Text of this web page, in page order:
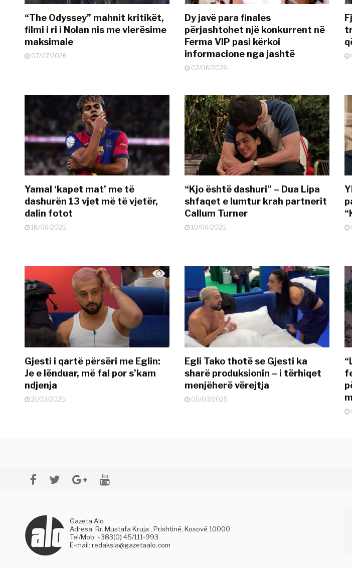
“The Odyssey” mahnit kritikët,
filmi i ri i Nolan nis me vlerësime
maksimale
07/07/2026
Dy javë para finales
përjashtohet një konkurrent në
Ferma VIP pasi kërkoi
informacione nga jashtë
02/06/2026
Yamal ‘kapet mat’ me të
dashurën 13 vjet më të vjetër,
dalin fotot
18/06/2025
“Kjo është dashuri” – Dua Lipa
shfaqet e lumtur krah partnerit
Callum Turner
10/06/2025
Gjesti i qartë përsëri me Eglin:
Je e lënduar, më fal por s’kam
ndjenja
21/03/2025
Egli Tako thotë se Gjesti ka
sharë produksionin – i tërhiqet
menjëherë vërejtja
05/03/2025
Gazeta Alo
Adresa: Rr. Mustafa Kruja , Prishtinë, Kosovë 10000
Tel/Mob: +383(0) 45/111-993
E-mail: redaksia@gazetaalo.com